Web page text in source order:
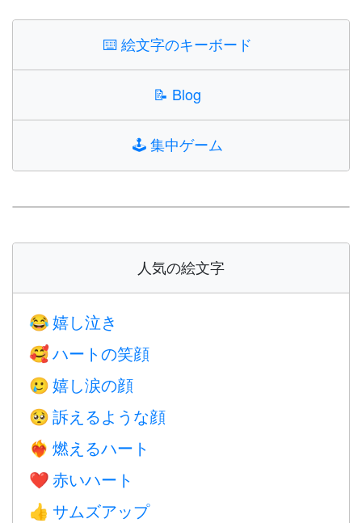
⌨️絵文字のキーボード
📝 Blog
🕹️集中ゲーム
人気の絵文字
😂 嬉し泣き
🥰 ハートの笑顔
🥲 嬉し涙の顔
🥺 訴えるような顔
❤️‍🔥 燃えるハート
❤️ 赤いハート
👍 サムズアップ